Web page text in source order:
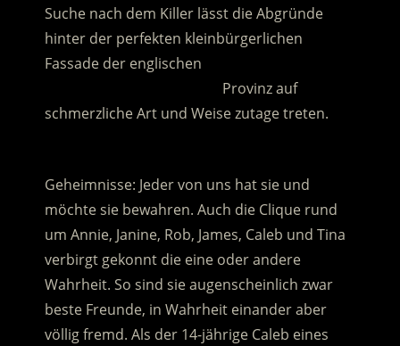
Suche nach dem Killer lässt die Abgründe
hinter der perfekten kleinbürgerlichen
Fassade der englischen
Provinz auf
schmerzliche Art und Weise zutage treten.
Geheimnisse: Jeder von uns hat sie und
möchte sie bewahren. Auch die Clique rund
um Annie, Janine, Rob, James, Caleb und Tina
verbirgt gekonnt die eine oder andere
Wahrheit. So sind sie augenscheinlich zwar
beste Freunde, in Wahrheit einander aber
völlig fremd. Als der 14-jährige Caleb eines